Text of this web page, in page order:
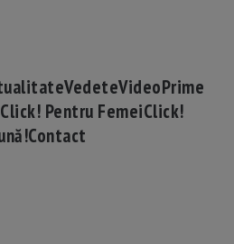
VedeteVideoPrime
Click! Pentru FemeiClick!
Contact